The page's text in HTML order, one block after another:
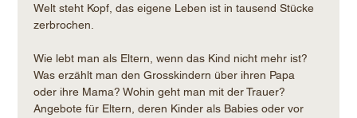
Welt steht Kopf, das eigene Leben ist in tausend Stücke
zerbrochen.
Wie lebt man als Eltern, wenn das Kind nicht mehr ist?
Was erzählt man den Grosskindern über ihren Papa
oder ihre Mama? Wohin geht man mit der Trauer?
Angebote für Eltern, deren Kinder als Babies oder vor